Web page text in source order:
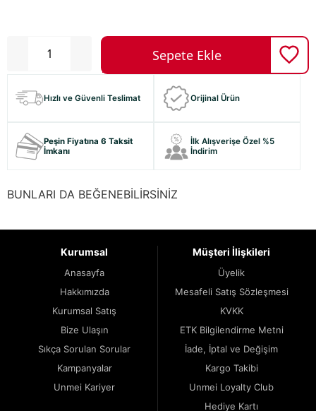
Hızlı ve Güvenli Teslimat Orijinal Ürün
Peşin Fiyatına 6 Taksit
İmkanı
İlk Alışverişe Özel %5
İndirim
BUNLARI DA BEĞENEBİLİRSİNİZ
Kurumsal
Anasayfa
Hakkımızda
Kurumsal Satış
Bize Ulaşın
Sıkça Sorulan Sorular
Kampanyalar
Unmei Kariyer
Müşteri İlişkileri
Üyelik
Mesafeli Satış Sözleşmesi
KVKK
ETK Bilgilendirme Metni
İade, İptal ve Değişim
Kargo Takibi
Unmei Loyalty Club
Hediye Kartı